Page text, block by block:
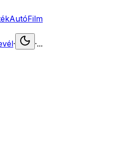
AutóFilm
· ·...